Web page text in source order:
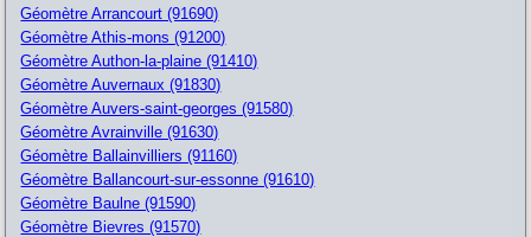
Géomètre Arrancourt (91690)
Géomètre Athis-mons (91200)
Géomètre Authon-la-plaine (91410)
Géomètre Auvernaux (91830)
Géomètre Auvers-saint-georges (91580)
Géomètre Avrainville (91630)
Géomètre Ballainvilliers (91160)
Géomètre Ballancourt-sur-essonne (91610)
Géomètre Baulne (91590)
Géomètre Bievres (91570)